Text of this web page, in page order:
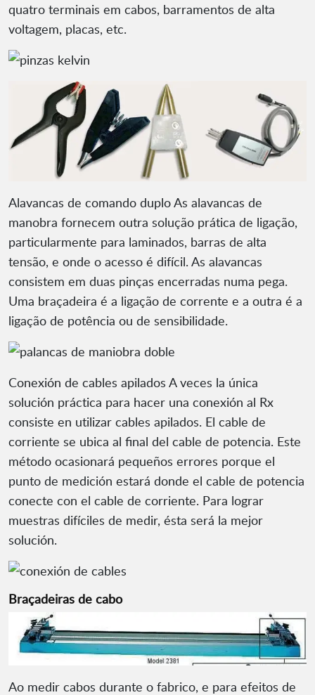
quatro terminais em cabos, barramentos de alta
voltagem, placas, etc.
Alavancas de comando duplo As alavancas de
manobra fornecem outra solução prática de ligação,
particularmente para laminados, barras de alta
tensão, e onde o acesso é difícil. As alavancas
consistem em duas pinças encerradas numa pega.
Uma braçadeira é a ligação de corrente e a outra é a
ligação de potência ou de sensibilidade.
Conexión de cables apilados A veces la única
solución práctica para hacer una conexión al Rx
consiste en utilizar cables apilados. El cable de
corriente se ubica al final del cable de potencia. Este
método ocasionará pequeños errores porque el
punto de medición estará donde el cable de potencia
conecte con el cable de corriente. Para lograr
muestras difíciles de medir, ésta será la mejor
solución.
Braçadeiras de cabo
Ao medir cabos durante o fabrico, e para efeitos de